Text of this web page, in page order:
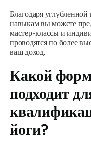
Благодаря
навыкам вы можете
мастер-классы и
проводятся по более
ваш доход.
Какой
подходит
йоги?